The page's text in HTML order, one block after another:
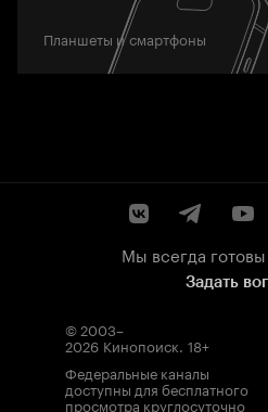
Планшеты и смартфоны
Мы всегда
Задать
© 2003–
2026 Кинопоиск. 18+
Федеральные каналы
доступны для бесплатного
просмотра круглосуточно